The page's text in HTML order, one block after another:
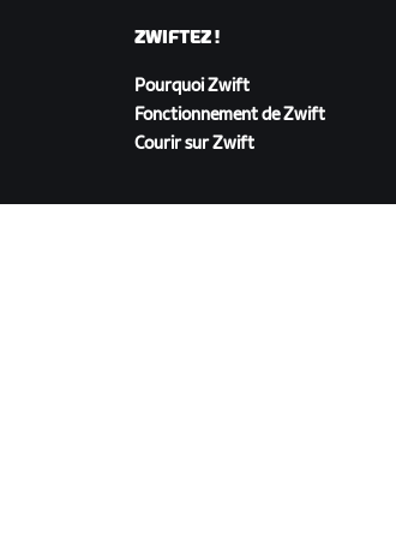
ZWIFTEZ !
Pourquoi Zwift
Fonctionnement de Zwift
Courir sur Zwift